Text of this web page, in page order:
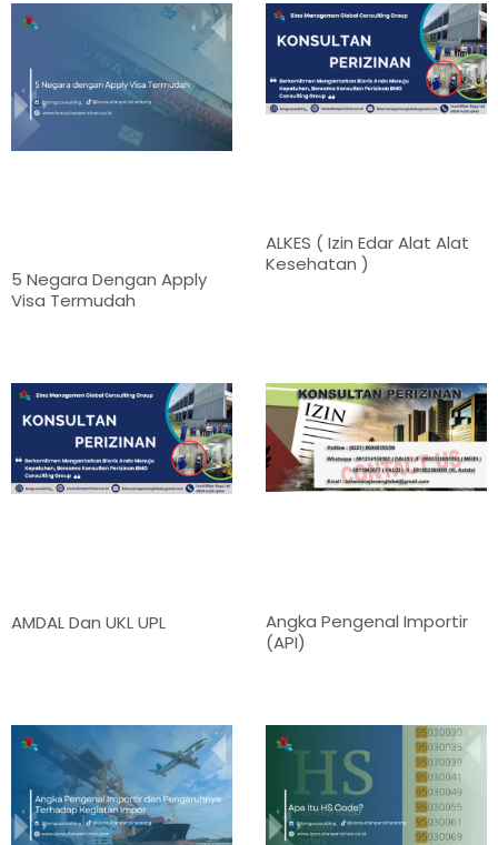
5 Negara Dengan Apply
Visa Termudah
ALKES ( Izin Edar Alat Alat
Kesehatan )
AMDAL Dan UKL UPL
Angka Pengenal Importir
(API)